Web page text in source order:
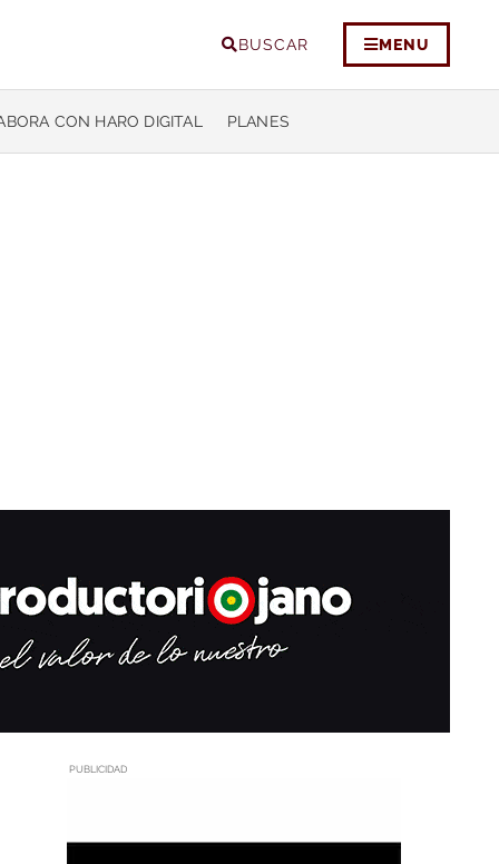
BUSCAR MENU
CON HARO DIGITAL PLANES
PUBLICIDAD